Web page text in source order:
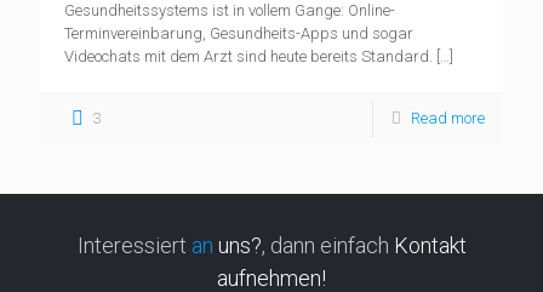
Gesundheitssystems ist in vollem Gange: Online-
Terminvereinbarung, Gesundheits-Apps und sogar
Videochats mit dem Arzt sind heute bereits Standard. […]
3 Read more
Interessiert an uns?, dann einfach Kontakt
aufnehmen!